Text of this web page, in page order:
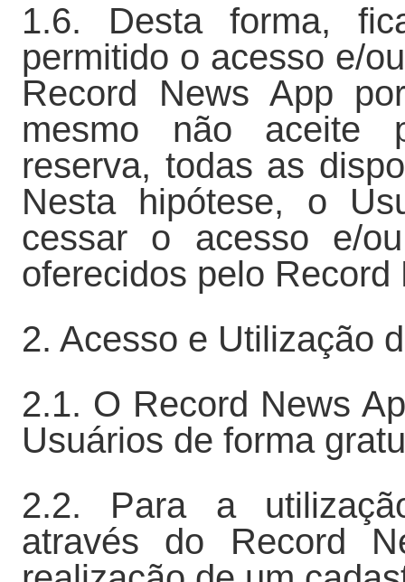
1.6. Desta forma,
permitido o acesso e/
Record News App
mesmo não aceite
reserva, todas as
Nesta hipótese, o
cessar o acesso e/
oferecidos pelo Record
2. Acesso e Utilização
2.1. O Record News
Usuários de forma
2.2. Para a
através do Record